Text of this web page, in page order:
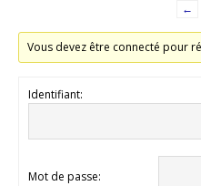
←
Vous devez être connecté pour
Identifiant:
Mot de passe: